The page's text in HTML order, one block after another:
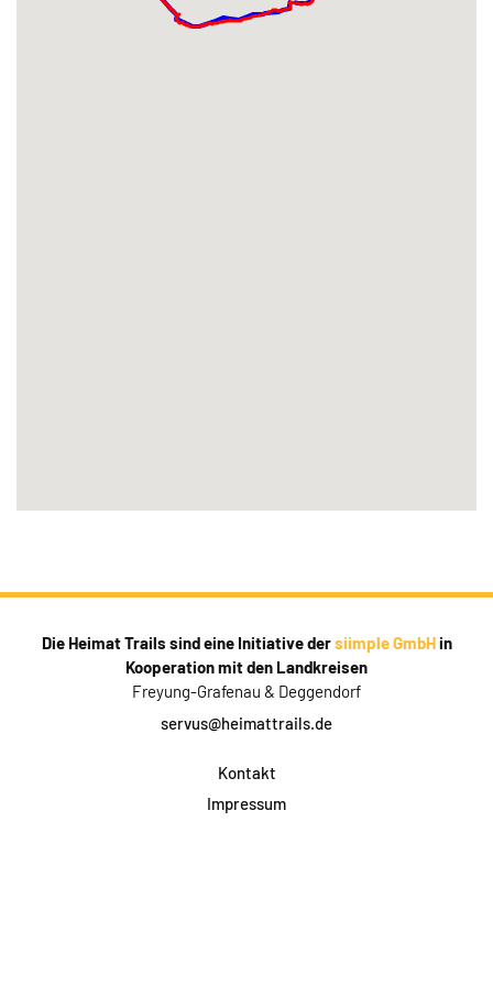
Die Heimat Trails sind eine Initiative dersiimple GmbHin
Kooperation mit den Landkreisen
Freyung-Grafenau & Deggendorf
servus@heimattrails.de
Kontakt
Impressum